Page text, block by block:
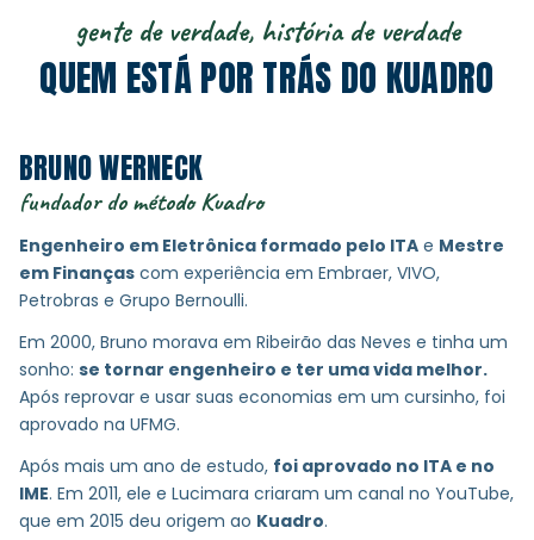
gente de verdade, história de verdade
QUEM ESTÁ POR TRÁS DO KUADRO
BRUNO WERNECK
fundador do método Kuadro
Engenheiro em Eletrônica formado pelo ITA e Mestre
em Finanças com experiência em Embraer, VIVO,
Petrobras e Grupo Bernoulli.
Em 2000, Bruno morava em Ribeirão das Neves e tinha um
sonho: se tornar engenheiro e ter uma vida melhor.
Após reprovar e usar suas economias em um cursinho, foi
aprovado na UFMG.
Após mais um ano de estudo, foi aprovado no ITA e no
IME. Em 2011, ele e Lucimara criaram um canal no YouTube,
que em 2015 deu origem ao Kuadro.